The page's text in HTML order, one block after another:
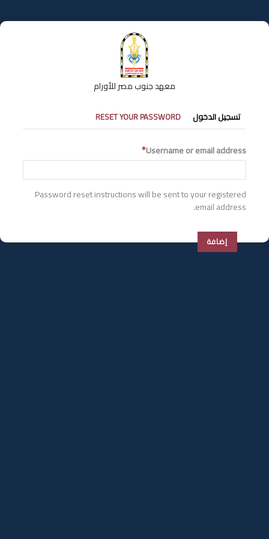
إلى
المحتوى
معهد جنوب مصر للأورام
التبويبات
الأساسية
تسجيل الدخول RESET YOUR PASSWORD
Username or email address
Password reset instructions will be sent to your registered
email address.